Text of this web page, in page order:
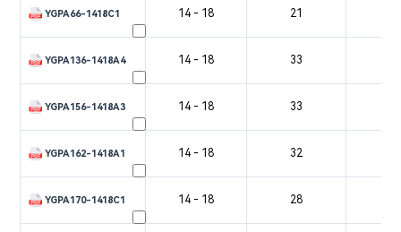
YGPA66-1418C1 14 - 18 21
YGPA136-1418A4 14 - 18 33
YGPA156-1418A3 14 - 18 33
YGPA162-1418A1 14 - 18 32
YGPA170-1418C1 14 - 18 28